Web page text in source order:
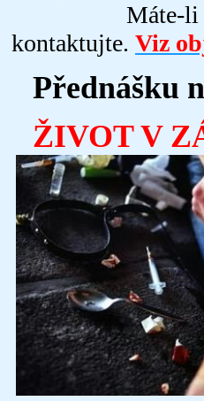
Máte-li o
kontaktujte. Viz
Přednášku
ŽIVOT V